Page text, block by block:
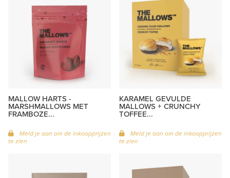
MALLOW HARTS -
MARSHMALLOWS MET
FRAMBOZE...
Meld je aan om de inkoopprijzen
te zien
KARAMEL GEVULDE
MALLOWS + CRUNCHY
TOFFEE...
Meld je aan om de inkoopprijzen
te zien